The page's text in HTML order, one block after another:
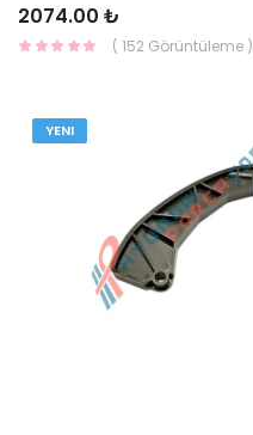
2074.00 ₺
( 152 Görüntüleme )
YENI